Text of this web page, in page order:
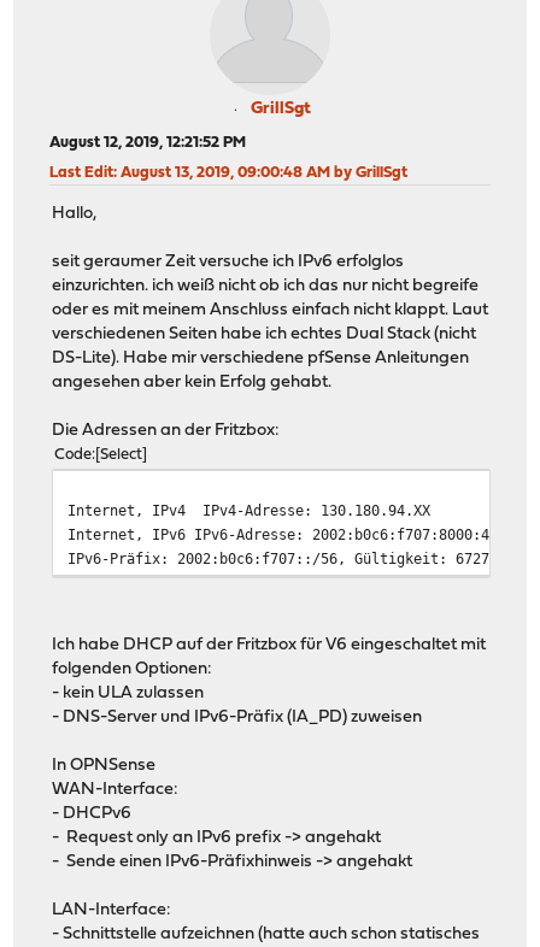
GrillSgt
August 12, 2019, 12:21:52 PM
Last Edit: August 13, 2019, 09:00:48 AM by GrillSgt
Hallo,
seit geraumer Zeit versuche ich IPv6 erfolglos
einzurichten. ich weiß nicht ob ich das nur nicht begreife
oder es mit meinem Anschluss einfach nicht klappt. Laut
verschiedenen Seiten habe ich echtes Dual Stack (nicht
DS-Lite). Habe mir verschiedene pfSense Anleitungen
angesehen aber kein Erfolg gehabt.
Die Adressen an der Fritzbox:
Code Select
Internet, IPv4
IPv4-Adresse: 130.180.94.XX
Internet, IPv6 IPv6-Adresse:
IPv6-Präfix: 2002:b0c6:f707::/56, Gültigkeit: 6727/3127s
Ich habe DHCP auf der Fritzbox für V6 eingeschaltet mit
folgenden Optionen:
- kein ULA zulassen
- DNS-Server und IPv6-Präfix (IA_PD) zuweisen
In OPNSense
WAN-Interface:
- DHCPv6
- Request only an IPv6 prefix -> angehakt
- Sende einen IPv6-Präfixhinweis -> angehakt
LAN-Interface:
- Schnittstelle aufzeichnen (hatte auch schon statisches